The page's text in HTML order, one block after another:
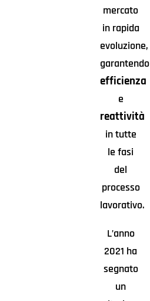
mercato
in rapida
evoluzione,
garantendo
efficienza
e
reattività
in tutte
le fasi
del
processo
lavorativo.
L’anno
2021 ha
segnato
un